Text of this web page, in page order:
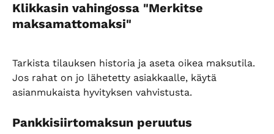
Klikkasin vahingossa "Merkitse
maksamattomaksi"
Tarkista tilauksen historia ja aseta oikea maksutila.
Jos rahat on jo lähetetty asiakkaalle, käytä
asianmukaista hyvityksen vahvistusta.
Pankkisiirtomaksun peruutus